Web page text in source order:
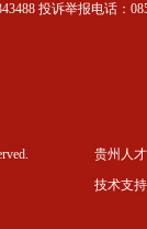
投诉举报电话：
贵州人
技术支